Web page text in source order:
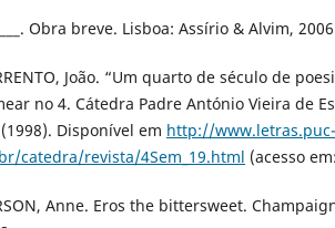
Obra breve. Lisboa: Assírio & Alvim,
João. “Um quarto de século de
no 4. Cátedra Padre António Vieira de
Disponível em http://www.letras.puc-
catedra/revista/4Sem_19.html (acesso
Anne. Eros the bittersweet.